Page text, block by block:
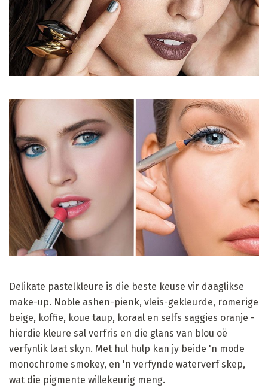
Delikate pastelkleure is die beste keuse vir daaglikse
make-up. Noble ashen-pienk, vleis-gekleurde, romerige
beige, koffie, koue taup, koraal en selfs saggies oranje -
hierdie kleure sal verfris en die glans van blou oë
verfynlik laat skyn. Met hul hulp kan jy beide 'n mode
monochrome smokey, en 'n verfynde waterverf skep,
wat die pigmente willekeurig meng.